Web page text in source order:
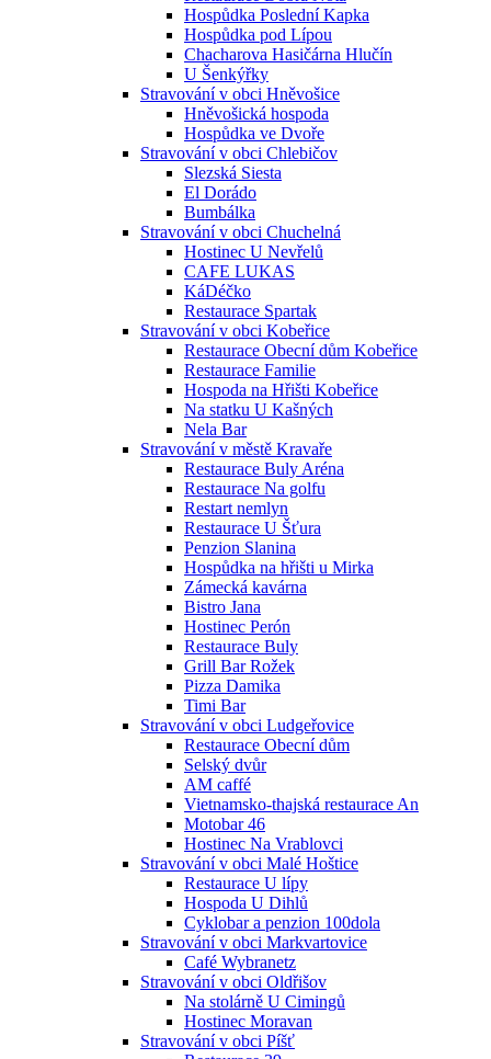
Hospůdka Poslední Kapka
Hospůdka pod Lípou
Chacharova Hasičárna Hlučín
U Šenkýřky
Stravování v obci Hněvošice
Hněvošická hospoda
Hospůdka ve Dvoře
Stravování v obci Chlebičov
Slezská Siesta
El Dorádo
Bumbálka
Stravování v obci Chuchelná
Hostinec U Nevřelů
CAFE LUKAS
KáDéčko
Restaurace Spartak
Stravování v obci Kobeřice
Restaurace Obecní dům Kobeřice
Restaurace Familie
Hospoda na Hřišti Kobeřice
Na statku U Kašných
Nela Bar
Stravování v městě Kravaře
Restaurace Buly Aréna
Restaurace Na golfu
Restart nemlyn
Restaurace U Šťura
Penzion Slanina
Hospůdka na hřišti u Mirka
Zámecká kavárna
Bistro Jana
Hostinec Perón
Restaurace Buly
Grill Bar Rožek
Pizza Damika
Timi Bar
Stravování v obci Ludgeřovice
Restaurace Obecní dům
Selský dvůr
AM caffé
Vietnamsko-thajská restaurace An
Motobar 46
Hostinec Na Vrablovci
Stravování v obci Malé Hoštice
Restaurace U lípy
Hospoda U Dihlů
Cyklobar a penzion 100dola
Stravování v obci Markvartovice
Café Wybranetz
Stravování v obci Oldřišov
Na stolárně U Cimingů
Hostinec Moravan
Stravování v obci Píšť